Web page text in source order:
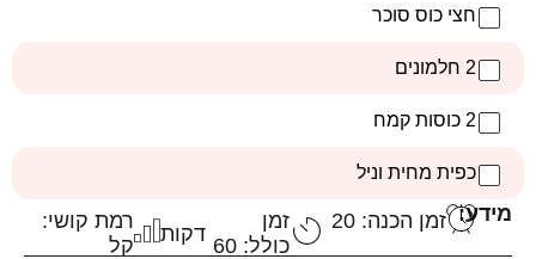
חצי כוס סוכר
2 חלמונים
2 כוסות קמח
כפית מחית וניל
מידע: זמן הכנה: 20
זמן
כולל: 60
דקות
רמת קושי:
קל